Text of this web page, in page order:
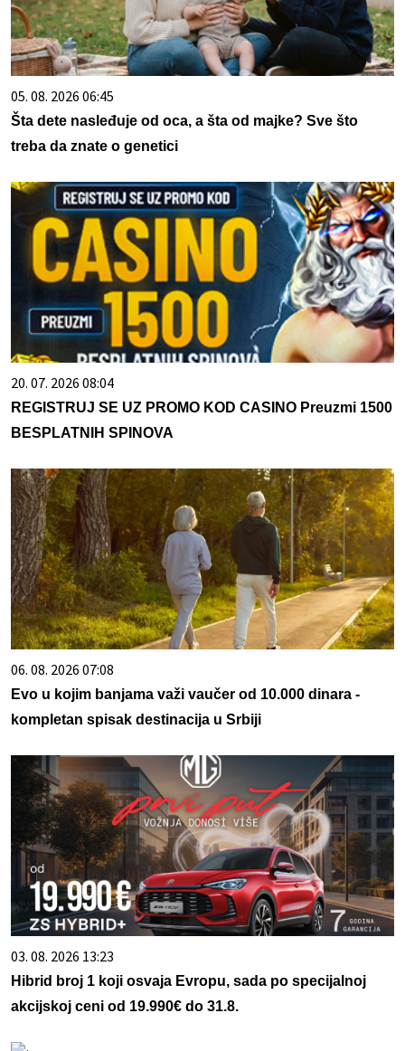
05. 08. 2026 06:45
Šta dete nasleđuje od oca, a šta od majke? Sve što
treba da znate o genetici
20. 07. 2026 08:04
REGISTRUJ SE UZ PROMO KOD CASINO Preuzmi 1500
BESPLATNIH SPINOVA
06. 08. 2026 07:08
Evo u kojim banjama važi vaučer od 10.000 dinara -
kompletan spisak destinacija u Srbiji
03. 08. 2026 13:23
Hibrid broj 1 koji osvaja Evropu, sada po specijalnoj
akcijskoj ceni od 19.990€ do 31.8.